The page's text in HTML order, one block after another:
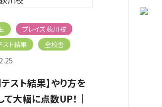
プレイズ 荻川校
スト結果
全校舎
テスト結果】やり方を
て大幅に点数UP！｜